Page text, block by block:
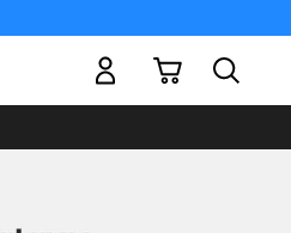
Mi carrito